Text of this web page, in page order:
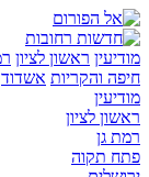
ראשון לציון רמת גן
אשדוד
לציון